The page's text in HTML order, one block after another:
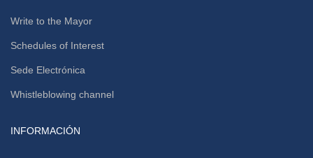
Write to the Mayor
Schedules of Interest
Sede Electrónica
Whistleblowing channel
INFORMACIÓN